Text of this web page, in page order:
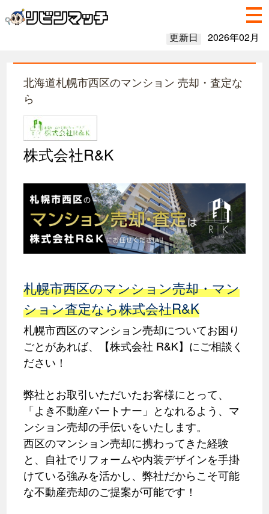
更新日 2026年02月
北海道札幌市西区のマンション 売却・査定な
ら
株式会社R&K
札幌市西区のマンション売却・マン
ション査定なら株式会社R&K
札幌市西区のマンション売却についてお困り
ごとがあれば、【株式会社 R&K】にご相談く
ださい！
弊社とお取引いただいたお客様にとって、
「よき不動産パートナー」となれるよう、マ
ンション売却の手伝いをいたします。
西区のマンション売却に携わってきた経験
と、自社でリフォームや内装デザインを手掛
けている強みを活かし、弊社だからこそ可能
な不動産売却のご提案が可能です！